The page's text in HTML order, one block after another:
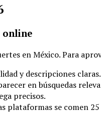
online
en México. Para
y descripciones claras.
en búsquedas
precisos.
plataformas se comen